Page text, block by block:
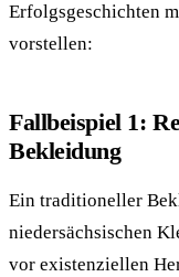
Erfolgsgeschichten
vorstellen:
Fallbeispiel 1:
Bekleidung
Ein traditioneller
niedersächsischen
vor existenziellen